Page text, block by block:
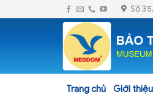
to
Số
Trang chủ Giới thiệu